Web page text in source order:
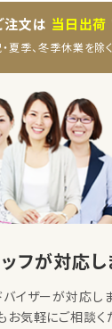
注文は 当日出荷
夏季、冬季休業を除く
フが対応し
バイザーが対応し
お気軽にご相談く